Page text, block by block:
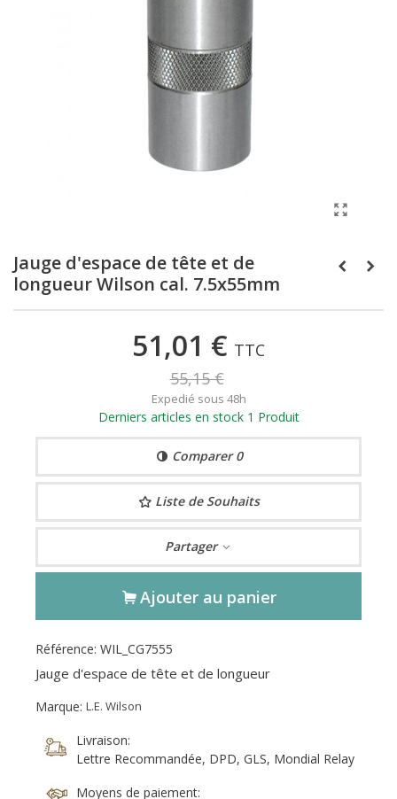
Jauge d'espace de tête et de
longueur Wilson cal. 7.5x55mm
Référence: WIL_CG7555
Jauge d'espace de tête et de longueur
Marque: L.E. Wilson
Livraison:
Lettre Recommandée, DPD, GLS, Mondial Relay
Moyens de paiement:
51,01 € TTC
55,15 €
Expedié sous 48h
Derniers articles en stock 1 Produit
Comparer 0
Liste de Souhaits
Partager
Ajouter au panier